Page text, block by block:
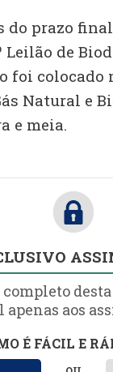
do prazo
Leilão de
foi colocado
Natural e
e meia.
completo
aos
É FÁCIL E